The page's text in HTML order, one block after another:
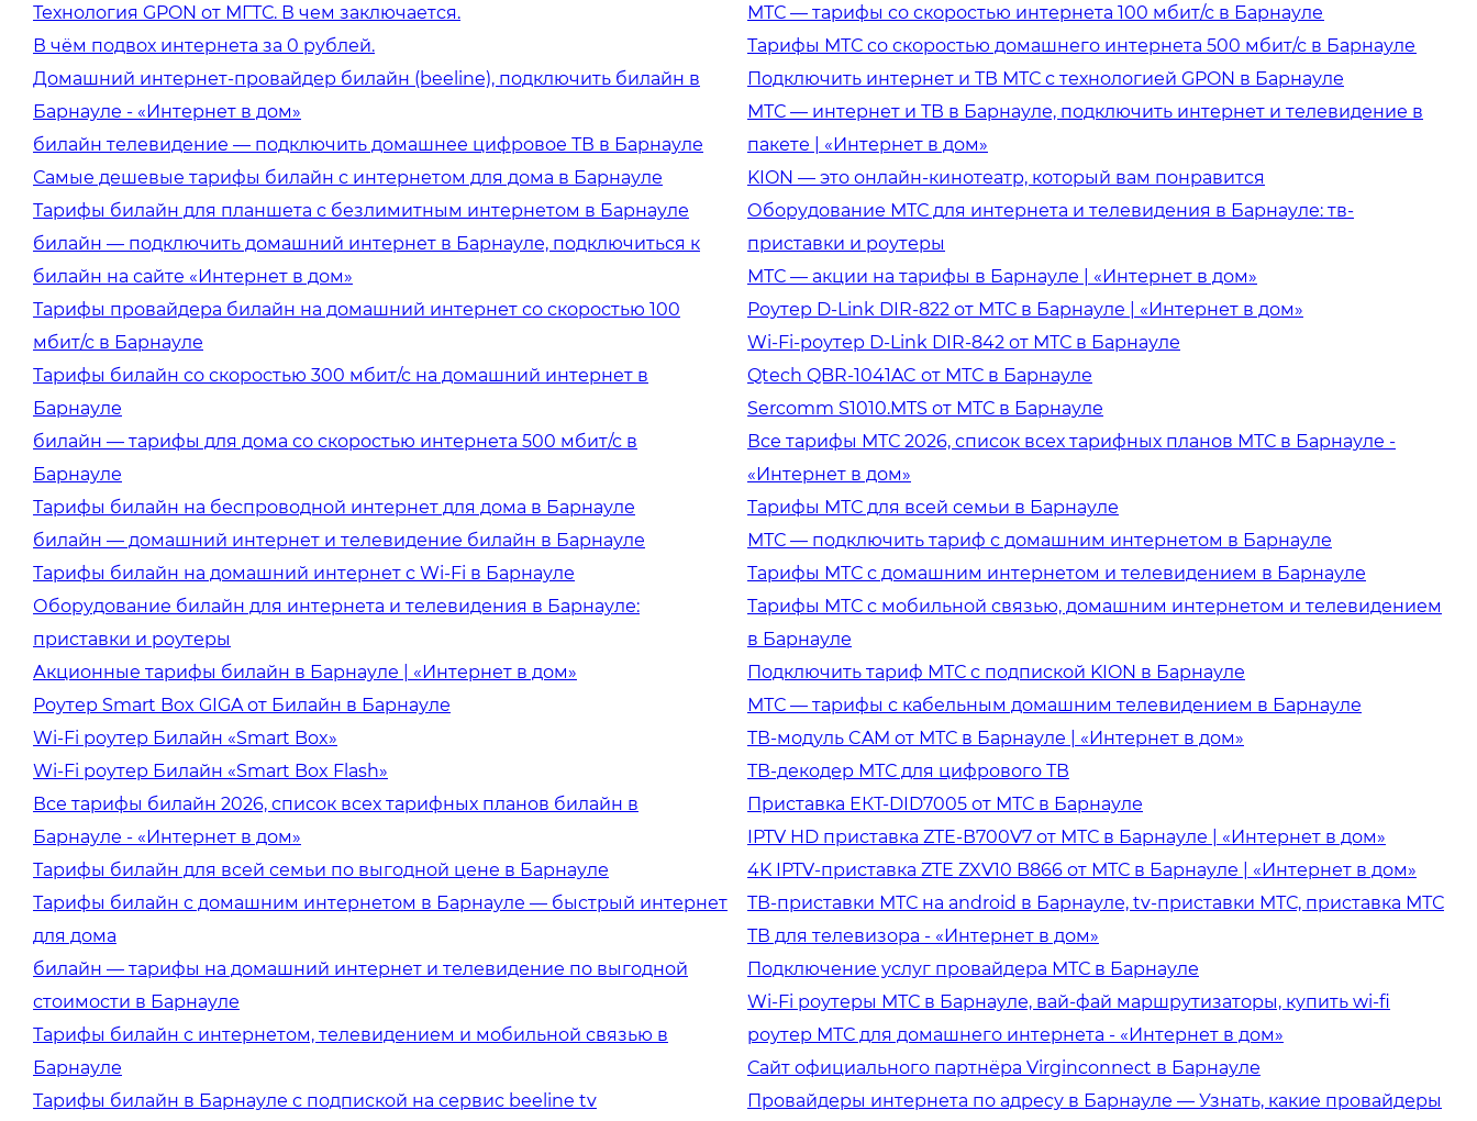
Технология GPON от МГТС. В чем заключается.
В чём подвох интернета за 0 рублей.
Домашний интернет-провайдер билайн (beeline), подключить билайн в
Барнауле - «Интернет в дом»
билайн телевидение — подключить домашнее цифровое ТВ в Барнауле
Самые дешевые тарифы билайн с интернетом для дома в Барнауле
Тарифы билайн для планшета с безлимитным интернетом в Барнауле
билайн — подключить домашний интернет в Барнауле, подключиться к
билайн на сайте «Интернет в дом»
Тарифы провайдера билайн на домашний интернет со скоростью 100
мбит/с в Барнауле
Тарифы билайн со скоростью 300 мбит/с на домашний интернет в
Барнауле
билайн — тарифы для дома со скоростью интернета 500 мбит/с в
Барнауле
Тарифы билайн на беспроводной интернет для дома в Барнауле
билайн — домашний интернет и телевидение билайн в Барнауле
Тарифы билайн на домашний интернет с Wi-Fi в Барнауле
Оборудование билайн для интернета и телевидения в Барнауле:
приставки и роутеры
Акционные тарифы билайн в Барнауле | «Интернет в дом»
Роутер Smart Box GIGA от Билайн в Барнауле
Wi-Fi роутер Билайн «Smart Box»
Wi-Fi роутер Билайн «Smart Box Flash»
Все тарифы билайн 2026, список всех тарифных планов билайн в
Барнауле - «Интернет в дом»
Тарифы билайн для всей семьи по выгодной цене в Барнауле
Тарифы билайн с домашним интернетом в Барнауле — быстрый интернет
для дома
билайн — тарифы на домашний интернет и телевидение по выгодной
стоимости в Барнауле
Тарифы билайн с интернетом, телевидением и мобильной связью в
Барнауле
Тарифы билайн в Барнауле с подпиской на сервис beeline tv
МТС — тарифы со скоростью интернета 100 мбит/с в Барнауле
Тарифы МТС со скоростью домашнего интернета 500 мбит/с в Барнауле
Подключить интернет и ТВ МТС с технологией GPON в Барнауле
МТС — интернет и ТВ в Барнауле, подключить интернет и телевидение в
пакете | «Интернет в дом»
KION — это онлайн-кинотеатр, который вам понравится
Оборудование МТС для интернета и телевидения в Барнауле: тв-
приставки и роутеры
МТС — акции на тарифы в Барнауле | «Интернет в дом»
Роутер D-Link DIR-822 от МТС в Барнауле | «Интернет в дом»
Wi-Fi-роутер D-Link DIR-842 от МТС в Барнауле
Qtech QBR-1041AC от МТС в Барнауле
Sercomm S1010.MTS от МТС в Барнауле
Все тарифы МТС 2026, список всех тарифных планов МТС в Барнауле -
«Интернет в дом»
Тарифы МТС для всей семьи в Барнауле
МТС — подключить тариф с домашним интернетом в Барнауле
Тарифы МТС с домашним интернетом и телевидением в Барнауле
Тарифы МТС с мобильной связью, домашним интернетом и телевидением
в Барнауле
Подключить тариф МТС с подпиской KION в Барнауле
МТС — тарифы с кабельным домашним телевидением в Барнауле
ТВ-модуль CAM от МТС в Барнауле | «Интернет в дом»
ТВ-декодер МТС для цифрового ТВ
Приставка ЕКТ-DID7005 от МТС в Барнауле
IPTV HD приставка ZTE-В700V7 от МТС в Барнауле | «Интернет в дом»
4K IPTV-приставка ZTE ZXV10 B866 от МТС в Барнауле | «Интернет в дом»
ТВ-приставки МТС на android в Барнауле, tv-приставки МТС, приставка МТС
ТВ для телевизора - «Интернет в дом»
Подключение услуг провайдера МТС в Барнауле
Wi-Fi роутеры МТС в Барнауле, вай-фай маршрутизаторы, купить wi-fi
роутер МТС для домашнего интернета - «Интернет в дом»
Сайт официального партнёра Virginconnect в Барнауле
Провайдеры интернета по адресу в Барнауле — Узнать, какие провайдеры